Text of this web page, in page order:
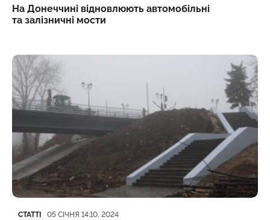
На Донеччині відновлюють автомобільні
та залізничні мости
Категорія
СТАТТІ
Дата публікації
05 СІЧНЯ 14:10, 2024